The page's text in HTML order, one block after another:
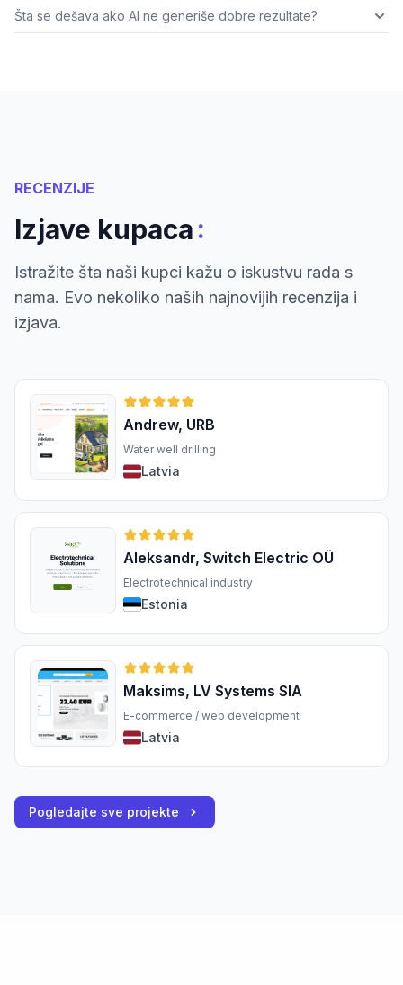
Šta se dešava ako AI ne generiše dobre rezultate?
RECENZIJE
Izjave kupaca:
Istražite šta naši kupci kažu o iskustvu rada s
nama. Evo nekoliko naših najnovijih recenzija i
izjava.
Andrew, URB
Water well drilling
Latvia
Aleksandr, Switch Electric OÜ
Electrotechnical industry
Estonia
Maksims, LV Systems SIA
E-commerce / web development
Latvia
Pogledajte sve projekte